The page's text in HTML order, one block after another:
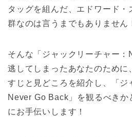
タッグを組んだ、エドワード・
群なのは言うまでもありません
そんな「ジャックリーチャー
逃してしまったあなたのために
すじと見どころを紹介し、「ジ
Never Go Back」を観るべきか
にお手伝いします！